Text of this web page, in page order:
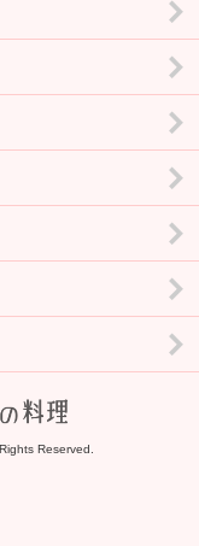
Reserved.